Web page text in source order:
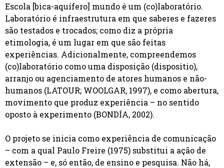
Escola [bica-aquífero] mundo é um (co)laboratório.
Laboratório é infraestrutura em que saberes e fazeres
são testados e trocados; como diz a própria
etimologia, é um lugar em que são feitas
experiências. Adicionalmente, compreendemos
(co)laboratório como uma disposição (dispositio),
arranjo ou agenciamento de atores humanos e não-
humanos (LATOUR; WOOLGAR, 1997), e como abertura,
movimento que produz experiência – no sentido
oposto à experimento (BONDÍA, 2002).
O projeto se inicia como experiência de comunicação
– com a qual Paulo Freire (1975) substitui a ação de
extensão – e, só então, de ensino e pesquisa. Não há,